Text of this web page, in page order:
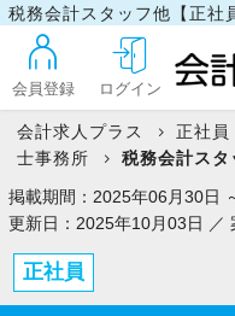
会員登録 ログイン
会計求人プラス 正社員
士事務所
税務会計スタ
掲載期間：2025年06月30日
更新日：2025年10月03日 ／
正社員